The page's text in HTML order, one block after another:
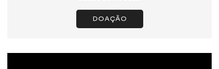
DOAÇÃO